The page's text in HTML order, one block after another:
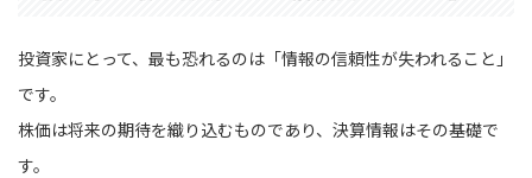
投資家にとって、最も恐れるのは「情報の信頼性が失われること」
です。
株価は将来の期待を織り込むものであり、決算情報はその基礎で
す。